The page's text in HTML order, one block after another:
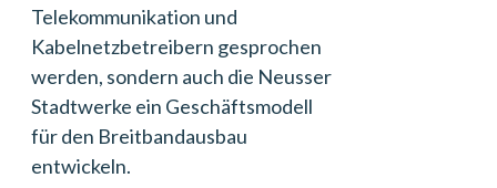
Telekommunikation und
Kabelnetzbetreibern gesprochen
werden, sondern auch die Neusser
Stadtwerke ein Geschäftsmodell
für den Breitbandausbau
entwickeln.